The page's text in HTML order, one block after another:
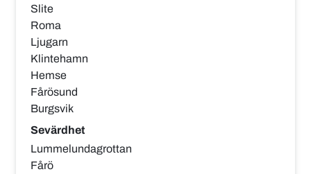
Slite
Roma
Ljugarn
Klintehamn
Hemse
Fårösund
Burgsvik
Sevärdhet
Lummelundagrottan
Fårö